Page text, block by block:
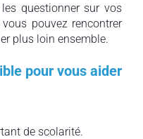
questionner sur vos
pouvez rencontrer
plus loin ensemble.
pour vous aider
de scolarité.